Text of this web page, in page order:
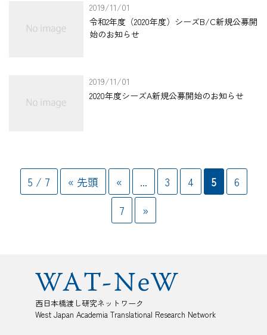
2019/11/01
令和2年度（2020年度）シーズB/C新規公募開
始のお知らせ
2019/11/01
2020年度シーズA新規公募開始のお知らせ
5 / 7 « 先頭 « ... 3 4 5
6
7
»
西日本橋渡し研究ネットワーク
West Japan Academia Translational Research Network